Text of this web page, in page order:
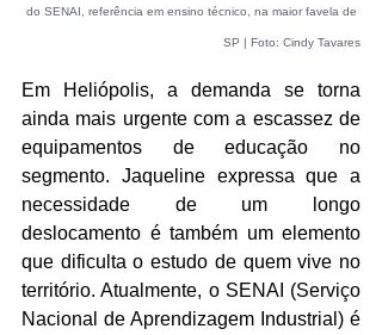
do SENAI, referência em ensino técnico, na maior favela de
SP | Foto: Cindy Tavares
Em Heliópolis, a demanda se torna
ainda mais urgente com a escassez de
equipamentos de educação no
segmento. Jaqueline expressa que a
necessidade de um longo
deslocamento é também um elemento
que dificulta o estudo de quem vive no
território. Atualmente, o SENAI (Serviço
Nacional de Aprendizagem Industrial) é